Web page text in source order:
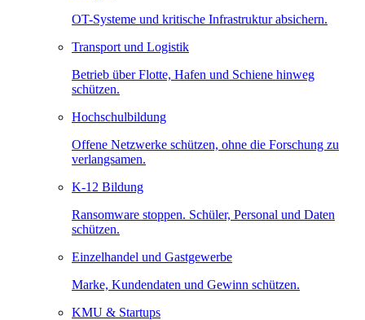
OT-Systeme und kritische Infrastruktur absichern.
Transport und Logistik
Betrieb über Flotte, Hafen und Schiene hinweg
schützen.
Hochschulbildung
Offene Netzwerke schützen, ohne die Forschung zu
verlangsamen.
K-12 Bildung
Ransomware stoppen. Schüler, Personal und Daten
schützen.
Einzelhandel und Gastgewerbe
Marke, Kundendaten und Gewinn schützen.
KMU & Startups